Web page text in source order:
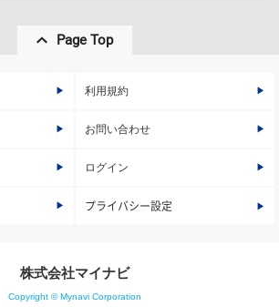
Page Top
利用規約
お問い合わせ
ログイン
プライバシー設定
株式会社マイナビ
Copyright © Mynavi Corporation